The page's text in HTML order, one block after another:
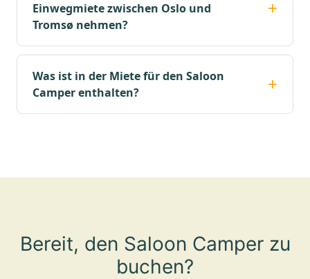
Einwegmiete zwischen Oslo und
Tromsø nehmen?
Was ist in der Miete für den Saloon
Camper enthalten?
Bereit, den Saloon Camper zu
buchen?